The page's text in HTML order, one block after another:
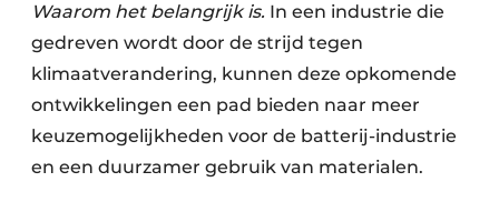
Waarom het belangrijk is. In een industrie die
gedreven wordt door de strijd tegen
klimaatverandering, kunnen deze opkomende
ontwikkelingen een pad bieden naar meer
keuzemogelijkheden voor de batterij-industrie
en een duurzamer gebruik van materialen.